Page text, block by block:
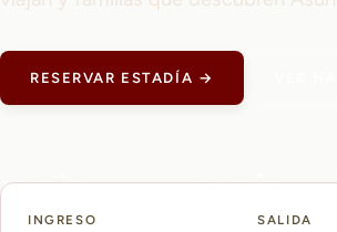
RESERVAR ESTADÍA →
15 min
AEROPUERTO PETTIROSSI
10 min
CASCO HISTÓRICO
INGRESO SALIDA